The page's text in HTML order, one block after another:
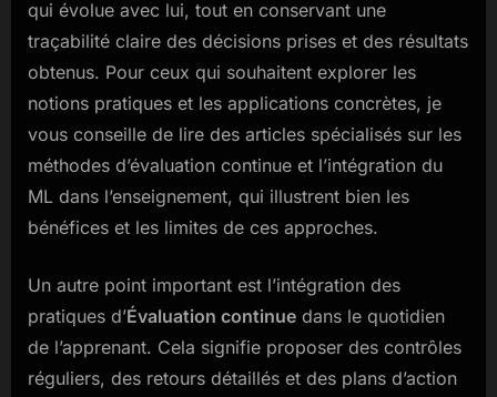
qui évolue avec lui, tout en conservant une
traçabilité claire des décisions prises et des résultats
obtenus. Pour ceux qui souhaitent explorer les
notions pratiques et les applications concrètes, je
vous conseille de lire des articles spécialisés sur les
méthodes d’évaluation continue et l’intégration du
ML dans l’enseignement, qui illustrent bien les
bénéfices et les limites de ces approches.
Un autre point important est l’intégration des
pratiques d’Évaluation continue dans le quotidien
de l’apprenant. Cela signifie proposer des contrôles
réguliers, des retours détaillés et des plans d’action